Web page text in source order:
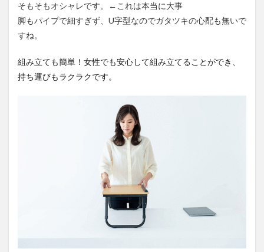
そもそもオシャレです。←これは本当に大事
脚もパイプで細すぎず、U字型なのでガタツキの心配も無いで
すね。
組み立ても簡単！女性でも安心して組み立てることができ、
持ち運びもラクラクです。